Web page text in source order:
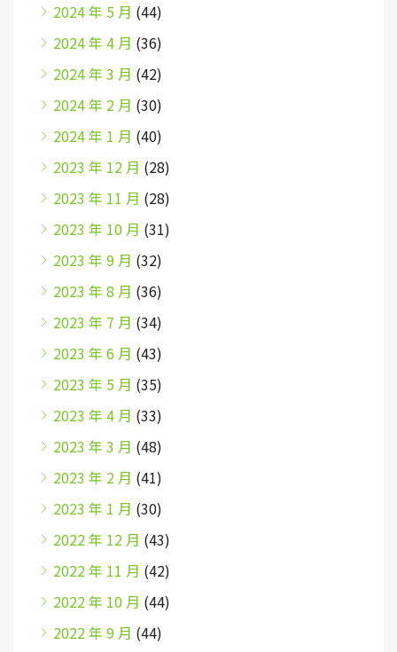
2024 年 5 月 (44)
2024 年 4 月 (36)
2024 年 3 月 (42)
2024 年 2 月 (30)
2024 年 1 月 (40)
2023 年 12 月 (28)
2023 年 11 月 (28)
2023 年 10 月 (31)
2023 年 9 月 (32)
2023 年 8 月 (36)
2023 年 7 月 (34)
2023 年 6 月 (43)
2023 年 5 月 (35)
2023 年 4 月 (33)
2023 年 3 月 (48)
2023 年 2 月 (41)
2023 年 1 月 (30)
2022 年 12 月 (43)
2022 年 11 月 (42)
2022 年 10 月 (44)
2022 年 9 月 (44)